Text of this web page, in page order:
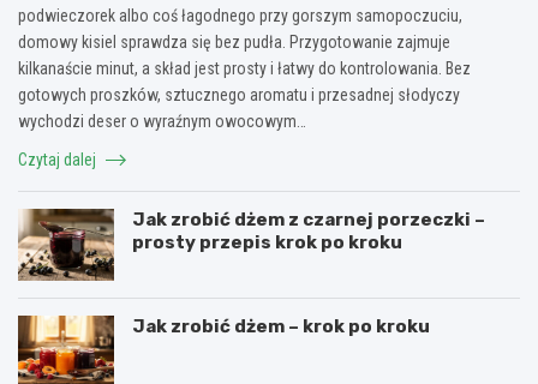
podwieczorek albo coś łagodnego przy gorszym samopoczuciu,
domowy kisiel sprawdza się bez pudła. Przygotowanie zajmuje
kilkanaście minut, a skład jest prosty i łatwy do kontrolowania. Bez
gotowych proszków, sztucznego aromatu i przesadnej słodyczy
wychodzi deser o wyraźnym owocowym…
Czytaj dalej
Jak zrobić dżem z czarnej porzeczki –
prosty przepis krok po kroku
Jak zrobić dżem – krok po kroku